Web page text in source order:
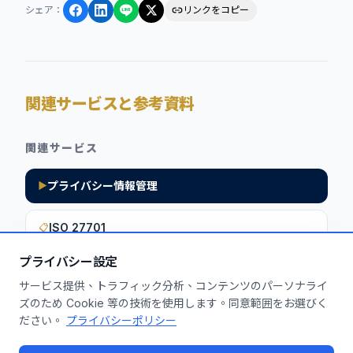
プライバシー設定
サービス提供、トラフィック分析、コンテンツのパーソナライ
ズのため Cookie 等の技術を使用します。同意範囲をお選びく
ださい。 プライバシーポリシー
シェア ： リンクをコピー
関連サービスと参考資料
関連サービス
▶プライバシー情報管理
📋ISO 27701
このインサイトを貴社に活用しません
か？